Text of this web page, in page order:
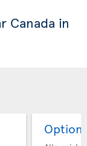
Canada in
Option